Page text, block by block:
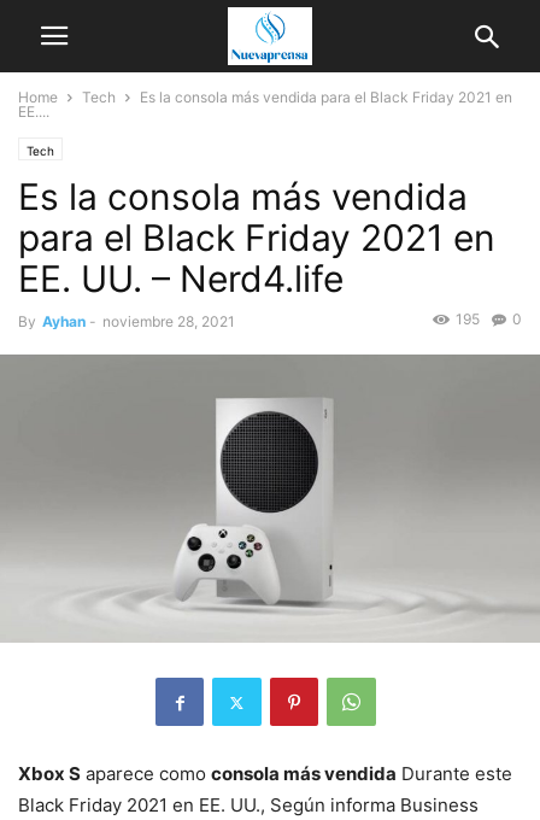
Home Tech
Es la consola más vendida para el Black Friday 2021 en
EE....
Tech
Es la consola más vendida
para el Black Friday 2021 en
EE. UU. – Nerd4.life
By Ayhan - noviembre 28, 2021 0
195
Xbox S aparece como consola más vendida Durante este
Black Friday 2021 en EE. UU., Según informa Business